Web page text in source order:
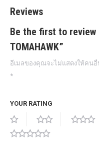
Reviews
Be the first to review
TOMAHAWK”
อีเมลของคุณจะไม่แสดงให้คนอื่
*
YOUR RATING